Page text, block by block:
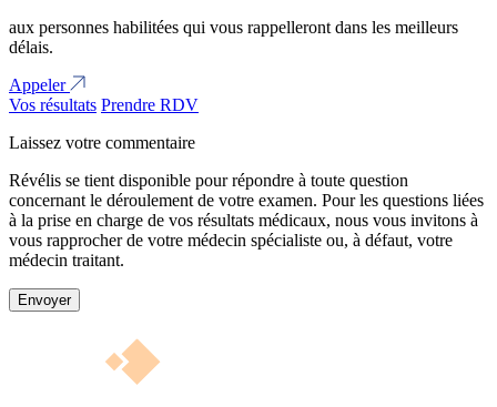
aux personnes habilitées qui vous rappelleront dans les meilleurs
délais.
Appeler
Vos résultats Prendre RDV
Laissez votre commentaire
Révélis se tient disponible pour répondre à toute question
concernant le déroulement de votre examen. Pour les questions liées
à la prise en charge de vos résultats médicaux, nous vous invitons à
vous rapprocher de votre médecin spécialiste ou, à défaut, votre
médecin traitant.
Envoyer